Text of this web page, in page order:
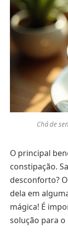
Chá de
O principal
constipação.
desconforto?
dela em
mágica! É
solução para o